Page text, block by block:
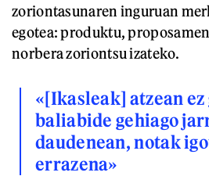
zoriontasunaren inguruan
egotea: produktu,
norbera zoriontsu izateko.
«[Ikasleak] atzean ez
baliabide gehiago
daudenean, notak
errazena»